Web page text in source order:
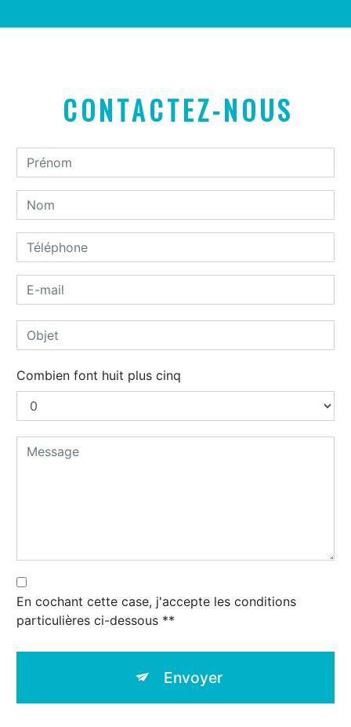
CONTACTEZ-NOUS
Combien font huit plus cinq
En cochant cette case, j'accepte les conditions
particulières ci-dessous **
Envoyer